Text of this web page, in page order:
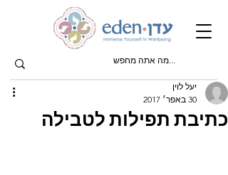
כתיבת תפילות לטבילה
יעל לוין
30 באפר׳ 2017